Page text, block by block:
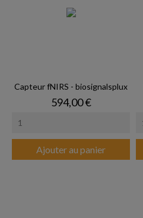
Capteur fNIRS - biosignalsplux
Prix
594,00 €
Ajouter au panier